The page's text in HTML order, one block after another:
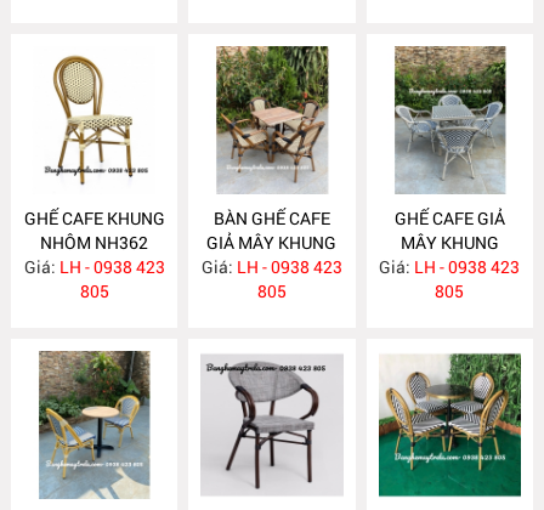
GHẾ CAFE KHUNG
NHÔM NH362
Giá: LH - 0938 423
805
BÀN GHẾ CAFE
GIẢ MÂY KHUNG
NHÔM NH361
Giá: LH - 0938 423
805
GHẾ CAFE GIẢ
MÂY KHUNG
NHÔM NH360
Giá: LH - 0938 423
805